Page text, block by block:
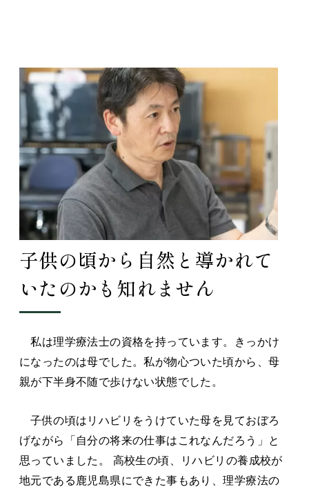
子供の頃から自然と導かれて
いたのかも知れません
私は理学療法士の資格を持っています。きっかけ
になったのは母でした。私が物心ついた頃から、母
親が下半身不随で歩けない状態でした。
子供の頃はリハビリをうけていた母を見ておぼろ
げながら「自分の将来の仕事はこれなんだろう」と
思っていました。 高校生の頃、リハビリの養成校が
地元である鹿児島県にできた事もあり、理学療法の